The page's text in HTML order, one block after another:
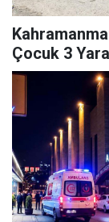
Çocuk 3